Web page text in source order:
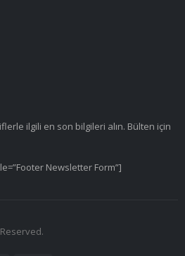
ilgili en son bilgileri alın. Bülten için
Newsletter Form”]